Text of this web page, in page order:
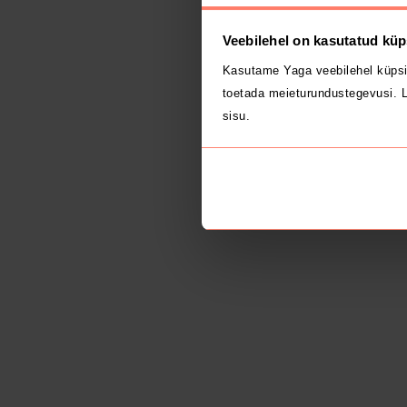
Veebilehel on kasutatud
Kasutame Yaga veebilehel
toetada meieturundustegevusi.
sisu.